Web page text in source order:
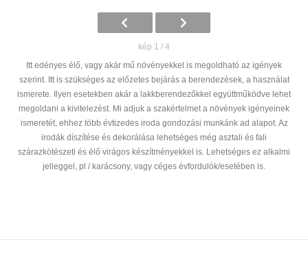
kép 1 / 4
Itt edényes élő, vagy akár mű növényekkel is megoldható az igények
szerint. Itt is szükséges az előzetes bejárás a berendezések, a használat
ismerete. Ilyen esetekben akár a lakkberendezőkkel együttműködve lehet
megoldani a kivitelezést. Mi adjuk a szakértelmet a növények igényeinek
ismeretét, ehhez több évtizedes iroda gondozási munkánk ad alapot. Az
irodák díszítése és dekorálása lehetséges még asztali és fali
szárazkötészeti és élő virágos készítményekkel is. Lehetséges ez alkalmi
jelleggel, pl / karácsony, vagy céges évfordulók/esetében is.